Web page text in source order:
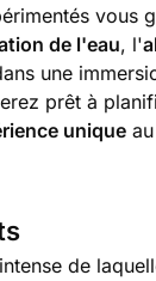
vous
de l'eau, l'
une
prêt à
unique
de